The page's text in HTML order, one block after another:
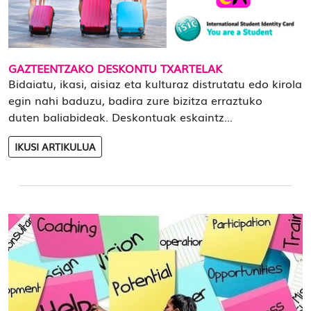
GAZTEENTZAKO DESKONTU TXARTELAK
Bidaiatu, ikasi, aisiaz eta kulturaz distrutatu edo kirola
egin nahi baduzu, badira zure bizitza erraztuko
duten baliabideak. Deskontuak eskaintz...
IKUSI ARTIKULUA